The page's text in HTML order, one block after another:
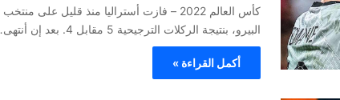
كأس العالم 2022 – فازت أستراليا منذ قليل على منتخب
البيرو، بنتيجة الركلات الترجيحية 5 مقابل 4. بعد إن أنتهى…
أكمل القراءة »